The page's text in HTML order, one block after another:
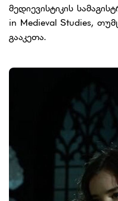
მედიევისტიკის
in Medieval Studies,
გააკეთა.